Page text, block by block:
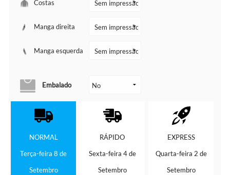
Costas
Manga direita
Manga esquerda
Embalado
NORMAL
Terça-feira 8 de
Setembro
RÁPIDO
Sexta-feira 4 de
Setembro
EXPRESS
Quarta-feira 2 de
Setembro